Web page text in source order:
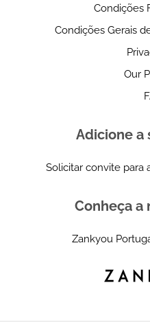
Condições
Condições Gerais
Our
Adicione a
Solicitar convite para
Conheça a
Zankyou